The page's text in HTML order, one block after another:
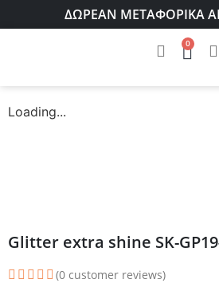
ΔΩΡΕΑΝ ΜΕΤΑΦΟΡΙΚΑ
0
Loading...
Glitter extra shine SK-
(0 customer reviews)